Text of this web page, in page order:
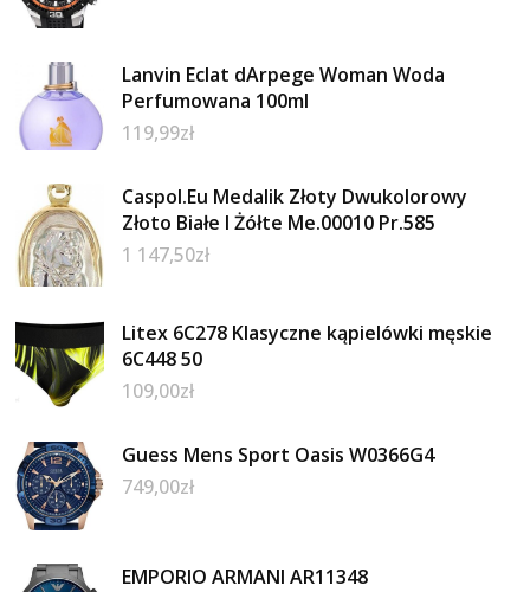
Lanvin Eclat dArpege Woman Woda
Perfumowana 100ml
119,99zł
Caspol.Eu Medalik Złoty Dwukolorowy
Złoto Białe I Żółte Me.00010 Pr.585
1 147,50zł
Litex 6C278 Klasyczne kąpielówki męskie
6C448 50
109,00zł
Guess Mens Sport Oasis W0366G4
749,00zł
EMPORIO ARMANI AR11348